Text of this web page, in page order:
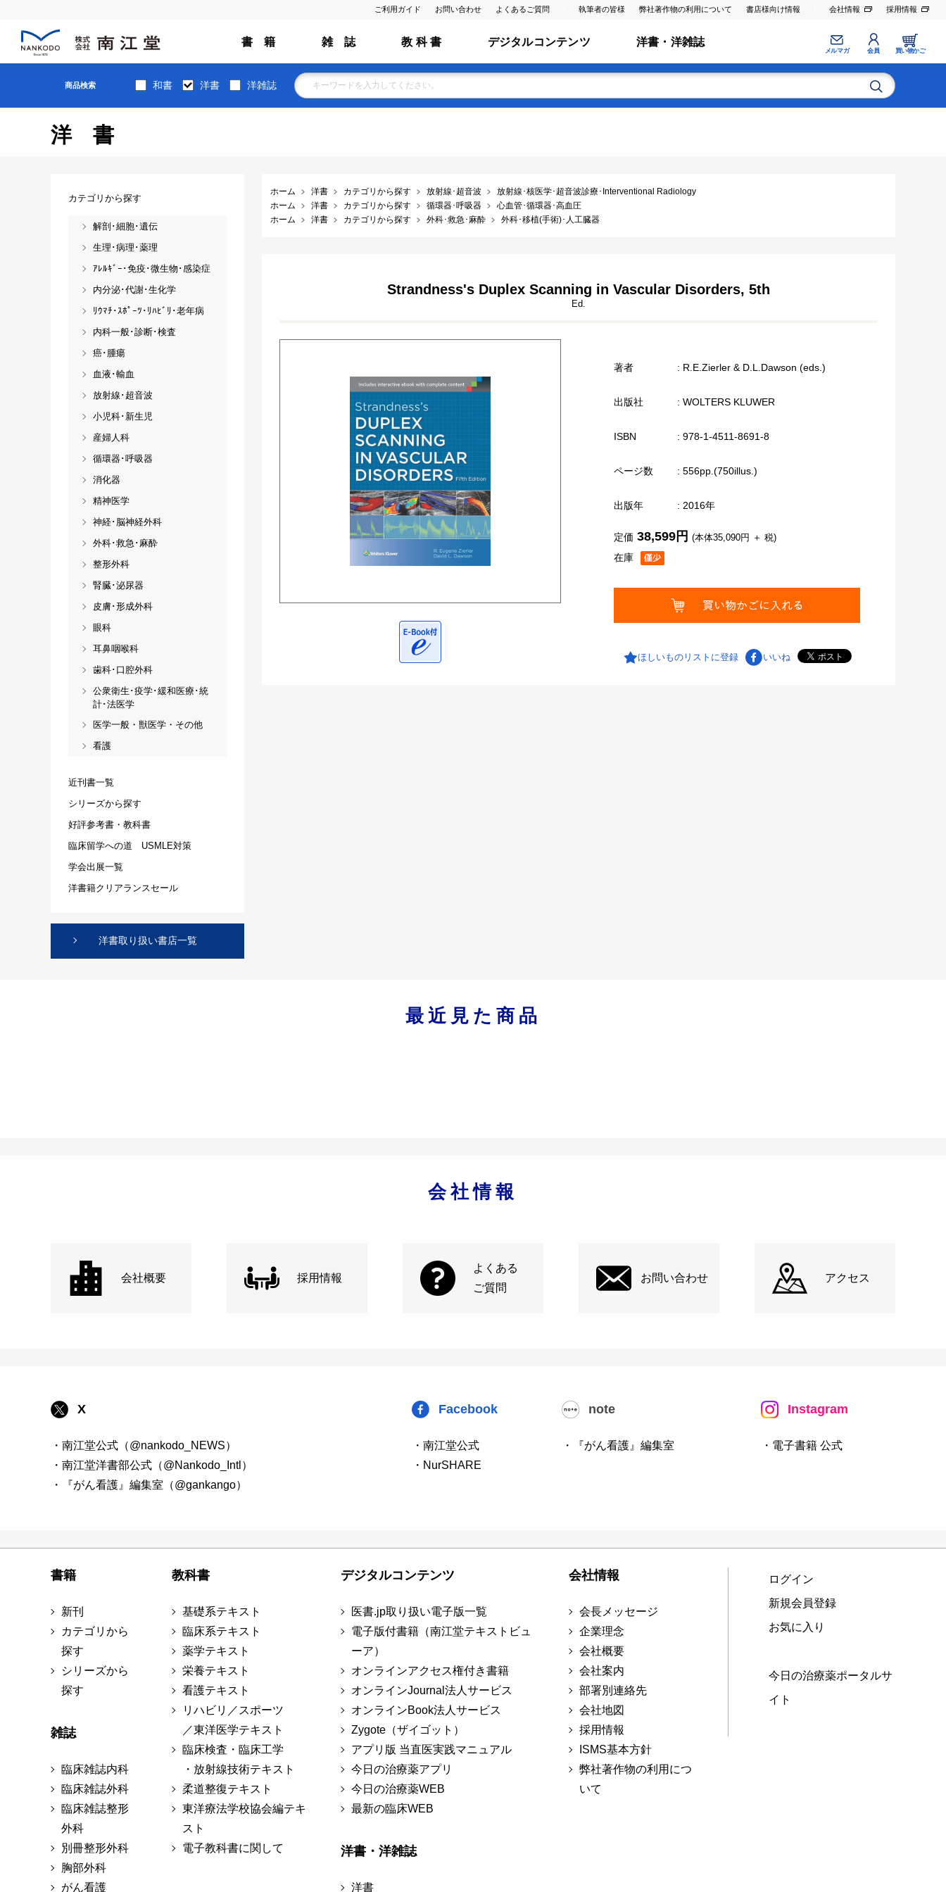
ご利用ガイド お問い合わせ よくあるご質問 執筆者の皆様 弊社著作物の利用について 書店様向け情報 会社情報 採用情報
書 籍 雑 誌 教 科 書 デジタルコンテンツ 洋書・洋雑誌
メルマガ 会員 買い物かご
商品検索 和書 洋書 洋雑誌
洋書
ホーム 洋書 カテゴリから探す 放射線･超音波
放射線･核医学･超音波診療･Interventional Radiology
ホーム
洋書 カテゴリから探す 循環器･呼吸器
心血管･循環器･高血圧
ホーム
洋書 カテゴリから探す 外科･救急･麻酔 外科･移植(手術)･人工臓器
Strandness's Duplex Scanning in Vascular Disorders, 5th
Ed.
著者 : R.E.Zierler & D.L.Dawson (eds.)
出版社 : WOLTERS KLUWER
ISBN : 978-1-4511-8691-8
ページ数 : 556pp.(750illus.)
出版年 : 2016年
在庫
定価 38,599円 (本体35,090円 ＋ 税)
ほしいものリストに登録 いいね
カテゴリから探す
解剖･細胞･遺伝
生理･病理･薬理
ｱﾚﾙｷﾞｰ･免疫･微生物･感染症
内分泌･代謝･生化学
ﾘｳﾏﾁ･ｽﾎﾟｰﾂ･ﾘﾊﾋﾞﾘ･老年病
内科一般･診断･検査
癌･腫瘍
血液･輸血
放射線･超音波
小児科･新生児
産婦人科
循環器･呼吸器
消化器
精神医学
神経･脳神経外科
外科･救急･麻酔
整形外科
腎臓･泌尿器
皮膚･形成外科
眼科
耳鼻咽喉科
歯科･口腔外科
公衆衛生･疫学･緩和医療･統
計･法医学
医学一般・獣医学・その他
看護
近刊書一覧
シリーズから探す
好評参考書・教科書
臨床留学への道 USMLE対策
学会出展一覧
洋書籍クリアランスセール
洋書取り扱い書店一覧
最近見た商品
会社情報
会社概要 採用情報
よくある
ご質問
お問い合わせ アクセス
X
・南江堂公式（@nankodo_NEWS）
・南江堂洋書部公式（@Nankodo_Intl）
・『がん看護』編集室（@gankango）
Facebook
・南江堂公式
・NurSHARE
note
・『がん看護』編集室
Instagram
・電子書籍 公式
書籍
新刊
カテゴリから
探す
シリーズから
探す
雑誌
臨床雑誌内科
臨床雑誌外科
臨床雑誌整形
外科
別冊整形外科
胸部外科
がん看護
教科書
基礎系テキスト
臨床系テキスト
薬学テキスト
栄養テキスト
看護テキスト
リハビリ／スポーツ
／東洋医学テキスト
臨床検査・臨床工学
・放射線技術テキスト
柔道整復テキスト
東洋療法学校協会編テキ
スト
電子教科書に関して
デジタルコンテンツ
医書.jp取り扱い電子版一覧
電子版付書籍（南江堂テキストビュ
ーア）
オンラインアクセス権付き書籍
オンラインJournal法人サービス
オンラインBook法人サービス
Zygote（ザイゴット）
アプリ版 当直医実践マニュアル
今日の治療薬アプリ
今日の治療薬WEB
最新の臨床WEB
洋書・洋雑誌
洋書
会社情報
会長メッセージ
企業理念
会社概要
会社案内
部署別連絡先
会社地図
採用情報
ISMS基本方針
弊社著作物の利用につ
いて
ログイン
新規会員登録
お気に入り
今日の治療薬ポータルサ
イト